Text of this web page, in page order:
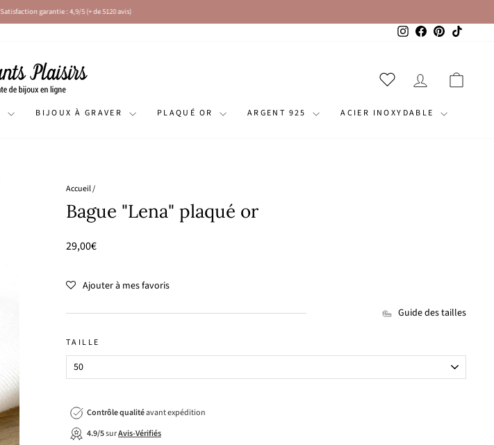
Diaporama
Satisfaction garantie : 4,9/5 (+ de 5120 avis)
InstagramFacebook
Pinterest
SE
BIJOUX À GRAVER PLAQUÉ OR ARGENT 925 ACIER INOXYDABLE
Accueil/
Bague "Lena" plaqué or
Prix
29,00€
Ajouter à mes favoris
Guide des tailles
TAILLE
Contrôle qualitéavant expédition
4.9/5surAvis-Vérifiés